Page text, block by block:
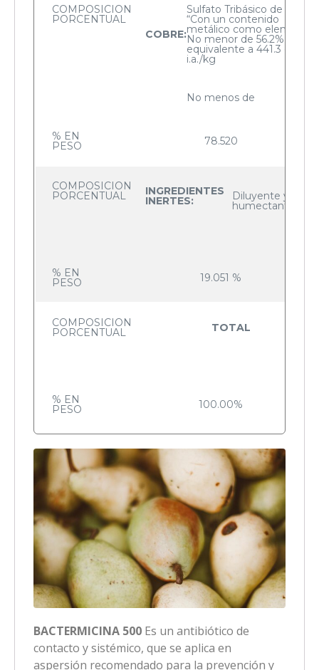
COMPOSICION
PORCENTUAL
COBRE:
Sulfato Tribásico de Cobre
“Con un contenido
metálico como elemento
No menor de 56.2%”
equivalente a 441.3 g de
i.a./kg
No menos de
% EN
PESO 78.520
COMPOSICION
PORCENTUAL INGREDIENTES
INERTES: Diluyente y
humectantes
% EN
PESO 19.051 %
COMPOSICION
PORCENTUAL TOTAL
% EN
PESO 100.00%
BACTERMICINA 500 Es un antibiótico de
contacto y sistémico, que se aplica en
aspersión recomendado para la prevención y